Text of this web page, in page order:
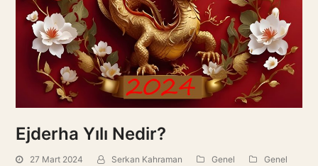
Ejderha Yılı Nedir?
27 Mart 2024 Serkan Kahraman Genel
Genel